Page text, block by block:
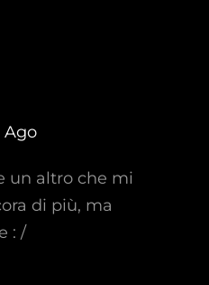
Ago
un altro che mi
di più, ma
: /